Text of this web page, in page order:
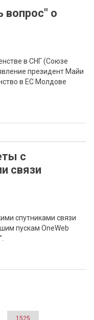
вопрос" о
в СНГ (Союзе
президент Майи
в ЕС Молдове
с
связи
спутниками связи
пускам OneWeb
1525